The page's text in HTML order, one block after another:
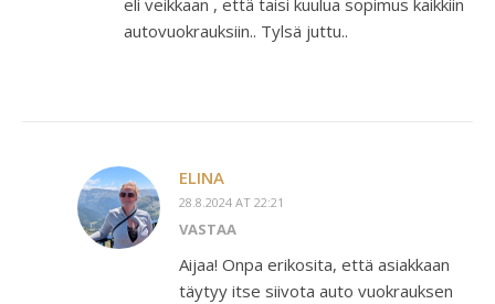
autovuokrauksiin.. Tylsä juttu..
ELINA
28.8.2024 AT 22:21
VASTAA
Aijaa! Onpa erikosita, että asiakkaan
täytyy itse siivota auto vuokrauksen